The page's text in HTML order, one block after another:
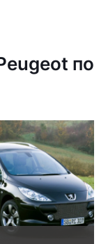
по